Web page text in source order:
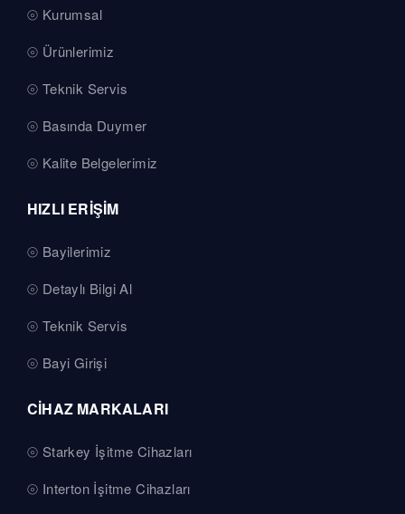
Kurumsal
Ürünlerimiz
Teknik Servis
Basında Duymer
Kalite Belgelerimiz
HIZLI ERİŞİM
Bayilerimiz
Detaylı Bilgi Al
Teknik Servis
Bayi Girişi
CİHAZ MARKALARI
Starkey İşitme Cihazları
Interton İşitme Cihazları